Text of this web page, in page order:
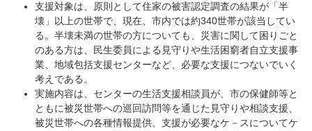
支援対象は、原則として住家の被害認定調査の結果が「半
壊」以上の世帯で、現在、市内では約340世帯が該当してい
る。半壊未満の世帯の方についても、災害に関して困りごと
のある方は、民生委員による見守りや生活困窮者自立支援事
業、地域包括支援センターなど、必要な支援につないでいく
考えである。
実施内容は、センターの生活支援相談員が、市の保健師等と
ともに被災世帯への巡回訪問等を通じた見守りや相談支援、
被災世帯への各種情報提供、支援が必要なケ－スについてケ